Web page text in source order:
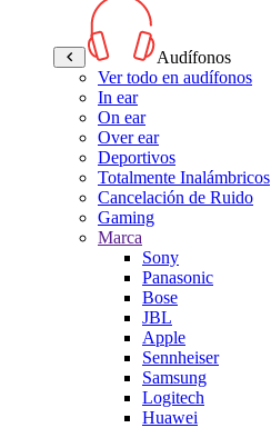
Audífonos
Ver todo en audífonos
In ear
On ear
Over ear
Deportivos
Totalmente Inalámbricos
Cancelación de Ruido
Gaming
Marca
Sony
Panasonic
Bose
JBL
Apple
Sennheiser
Samsung
Logitech
Huawei